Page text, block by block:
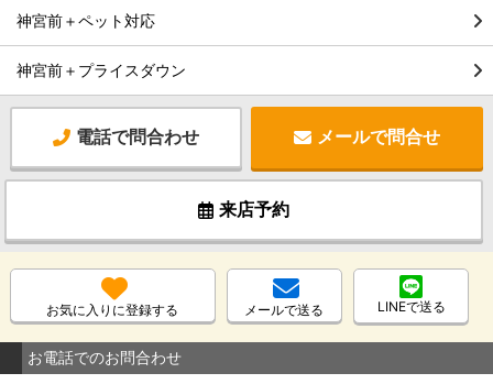
神宮前＋ペット対応
神宮前＋プライスダウン
電話で問合わせ メールで問合せ
来店予約
お気に入りに登録する メールで送る LINEで送る
お電話でのお問合わせ